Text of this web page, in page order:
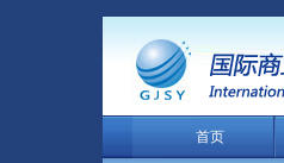
首页